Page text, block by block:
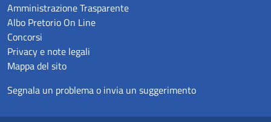
Amministrazione Trasparente
Albo Pretorio On Line
Concorsi
Privacy e note legali
Mappa del sito
Segnala un problema o invia un suggerimento